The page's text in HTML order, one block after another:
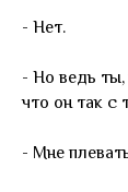
- Нет.
- Но ведь ты,
что он так с
- Мне